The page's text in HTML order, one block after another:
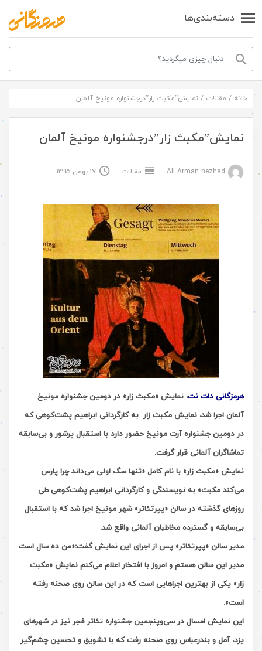
دسته‌بندی‌ها
خانه / مقالات / نمایش”مکبث زار”درجشنواره مونیخ آلمان
نمایش”مکبث زار”درجشنواره مونیخ آلمان
مقالات ۱۷ بهمن ۱۳۹۵
هرمزگانی دات نت، نمایش «مکبث زار» در دومین جشنواره مونیخ
آلمان اجرا شد، نمایش مکبث زار به کارگردانی ابراهیم پشت‌کوهی که
در دومین جشنواره آرت مونیخ حضور دارد با استقبال پرشور و بی‌سابقه
تماشاگران آلمانی قرار گرفت.
نمایش «مکبث زار» با نام کامل «تنها سگ اولی می‌داند چرا پارس
می‌کند مکبث» به نویسندگی و کارگردانی ابراهیم پشت‌کوهی طی
روزهای گذشته در سالن «پپرتئاتر» شهر مونیخ اجرا شد که با استقبال
بی‌سابقه و گسترده مخاطبان آلمانی واقع شد.
مدیر سالن «پپرتئاتر» پس از اجرای این نمایش گفت:«من ده سال است
مدیر این سالن هستم و امروز با افتخار اعلام می‌کنم نمایش «مکبث
زار» یکی از بهترین اجراهایی است که در این سالن روی صحنه رفته
است».
این نمایش امسال در سی‌وپنجمین جشنواره تئاتر فجر نیز در شهرهای
یزد، آمل و بندرعباس روی صحنه رفت که با تشویق و تحسین چشم‌گیر